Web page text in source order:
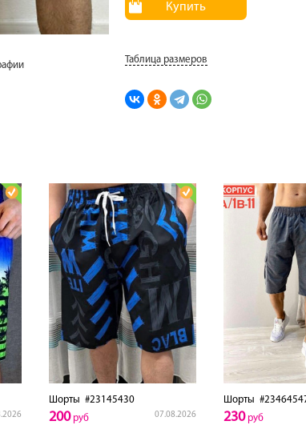
Купить
Таблица размеров
Шорты #23145430
07.08.2026
200руб
Шорты
230руб